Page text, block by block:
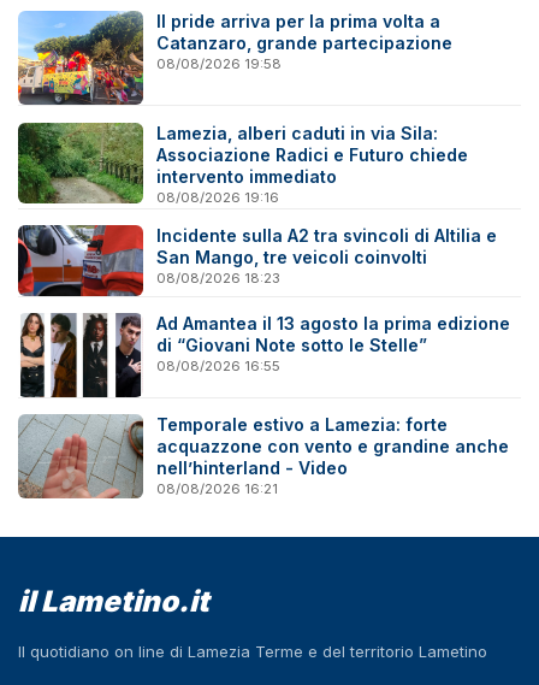
Il pride arriva per la prima volta a
Catanzaro, grande partecipazione
08/08/2026 19:58
Lamezia, alberi caduti in via Sila:
Associazione Radici e Futuro chiede
intervento immediato
08/08/2026 19:16
Incidente sulla A2 tra svincoli di Altilia e
San Mango, tre veicoli coinvolti
08/08/2026 18:23
Ad Amantea il 13 agosto la prima edizione
di “Giovani Note sotto le Stelle”
08/08/2026 16:55
Temporale estivo a Lamezia: forte
acquazzone con vento e grandine anche
nell’hinterland - Video
08/08/2026 16:21
il Lametino.it
Il quotidiano on line di Lamezia Terme e del territorio Lametino